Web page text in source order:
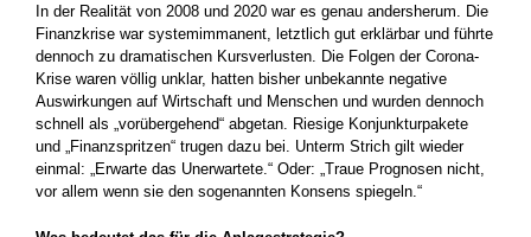
In der Realität von 2008 und 2020 war es genau andersherum. Die
Finanzkrise war systemimmanent, letztlich gut erklärbar und ­führte
dennoch zu dramatischen Kursverlusten. Die Folgen der ­Corona-
Krise waren völlig unklar, hatten bisher unbekannte ­negative
Auswirkungen auf Wirtschaft und Menschen und wurden dennoch
schnell als „vorübergehend“ abgetan. Riesige Konjunkturpakete
und „Finanzspritzen“ trugen dazu bei. Unterm Strich gilt wieder
einmal: „Erwarte das Unerwartete.“ Oder: „Traue Prognosen nicht,
vor allem wenn sie den sogenannten Konsens spiegeln.“